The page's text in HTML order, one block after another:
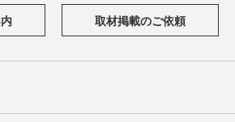
取材掲載のご依頼